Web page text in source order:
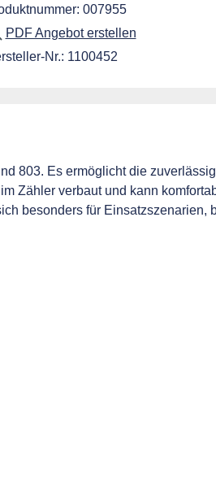
007955
PDF Angebot erstellen
Nr.: 1100452
803. Es ermöglicht die
Zähler verbaut und kann
besonders für Einsatzszenarien,